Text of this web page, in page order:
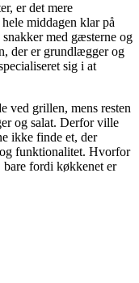
er det mere
middagen klar på
med gæsterne og
der er grundlægger og
sig i at
ved grillen, mens resten
og salat. Derfor ville
ikke finde et, der
funktionalitet. Hvorfor
bare fordi køkkenet er